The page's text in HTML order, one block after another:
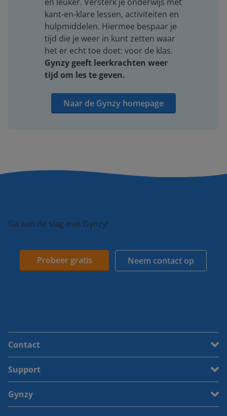
kant-en-klare lessen, activiteiten en
hulpmiddelen. Hiermee bespaar je
tijd die je weer in kunt zetten waar
het er echt toe doet: voor de klas.
Gynzy geeft leerkrachten weer
tijd om les te geven.
Naar de Gynzy homepage
Ga aan de slag met Gynzy!
Probeer gratis Neem contact op
Contact
Support
Gynzy